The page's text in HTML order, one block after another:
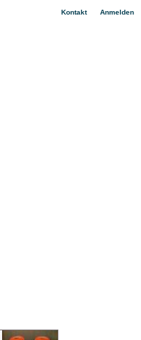
Kontakt| Anmelden